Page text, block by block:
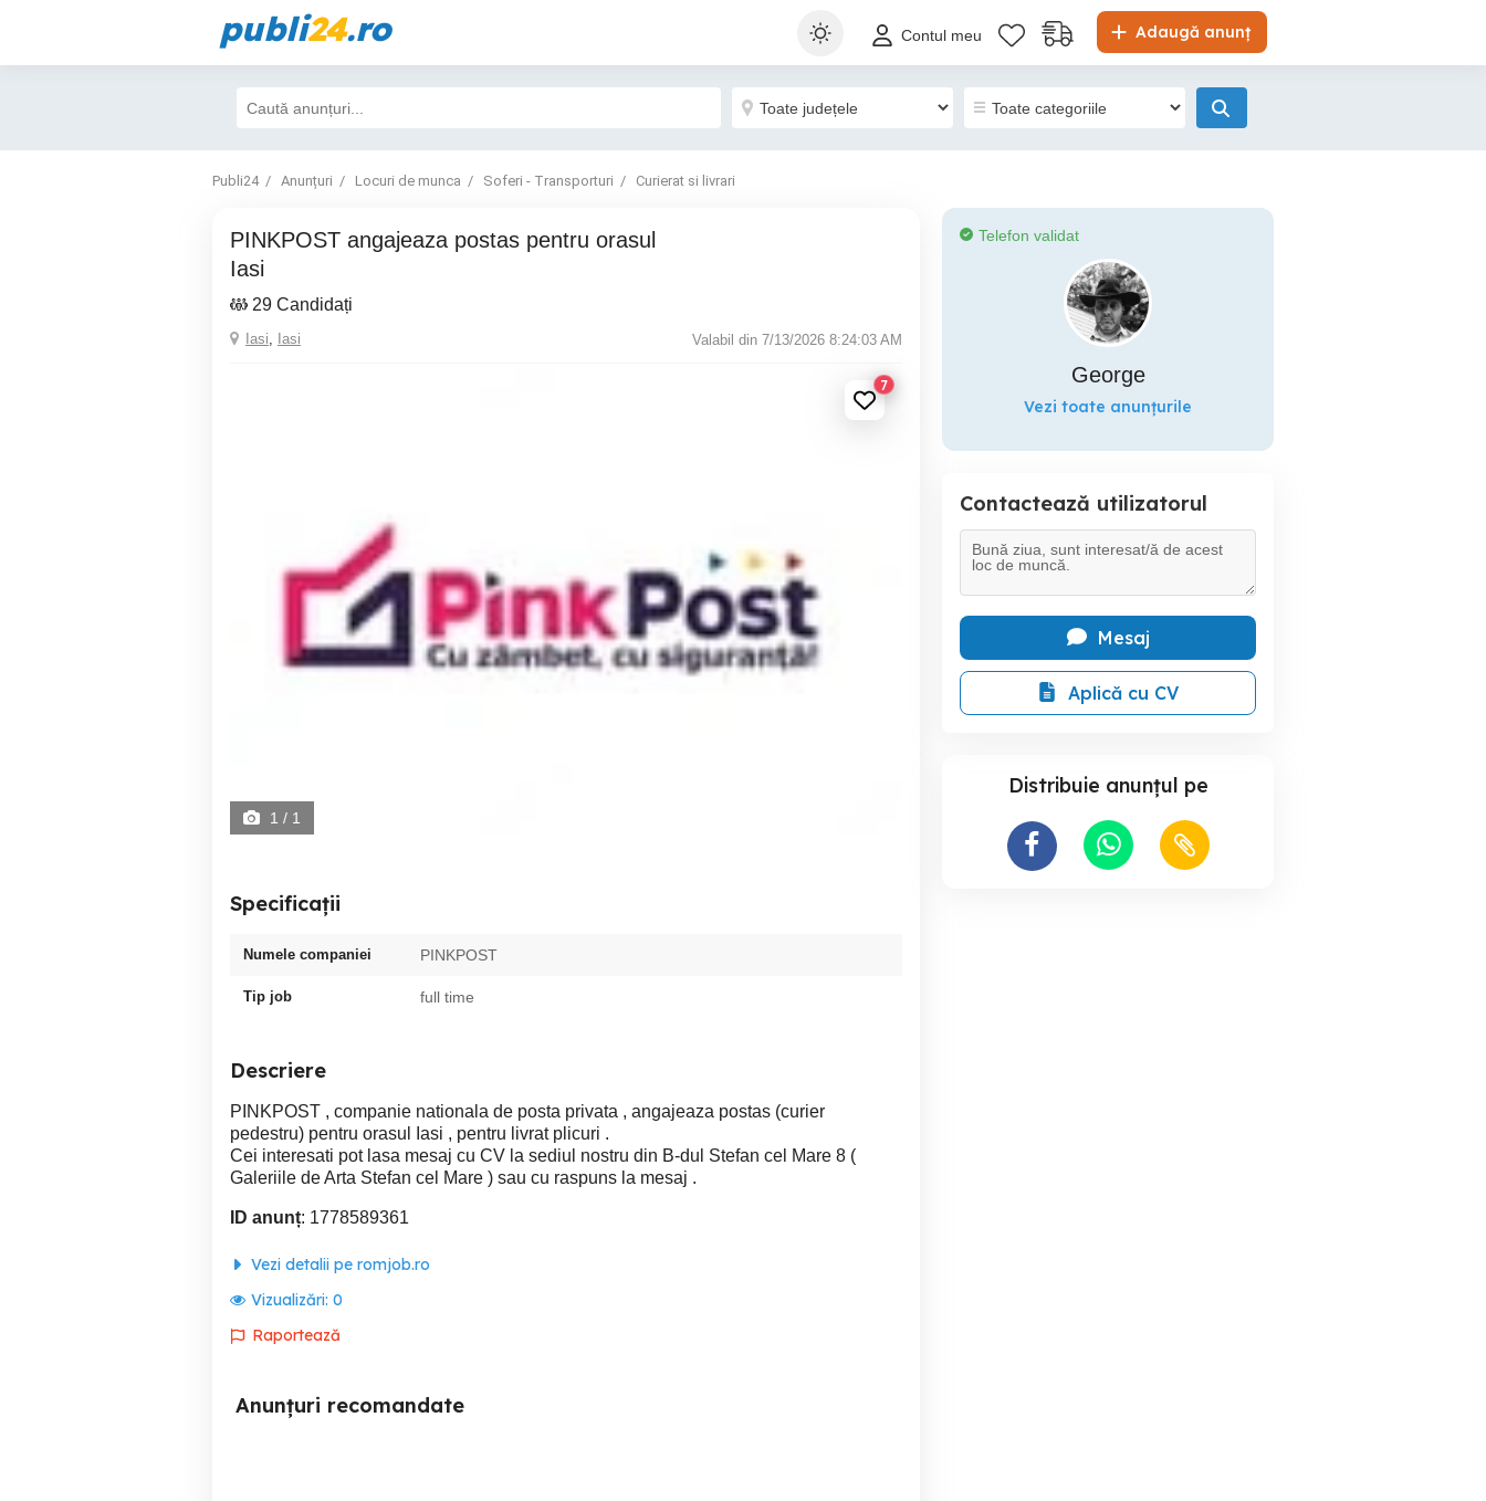
publi24.ro Adaugă anunț
Contul meu
Publi24 Anunțuri Locuri de munca Soferi - Transporturi Curierat si livrari
PINKPOST angajeaza postas pentru orasul
Iasi
29 Candidați
Iasi, Iasi Valabil din 7/13/2026 8:24:03 AM
7
1 / 1
Specificații
Numele companiei PINKPOST
Tip job full time
Descriere
PINKPOST , companie nationala de posta privata , angajeaza postas (curier
pedestru) pentru orasul Iasi , pentru livrat plicuri .
Cei interesati pot lasa mesaj cu CV la sediul nostru din B-dul Stefan cel Mare 8 (
Galeriile de Arta Stefan cel Mare ) sau cu raspuns la mesaj .
ID anunț: 1778589361
Vezi detalii pe romjob.ro
Vizualizări: 0
Raportează
Anunțuri recomandate
Telefon validat
George
Vezi toate anunțurile
Contactează utilizatorul
Mesaj
Aplică cu CV
Distribuie anunțul pe